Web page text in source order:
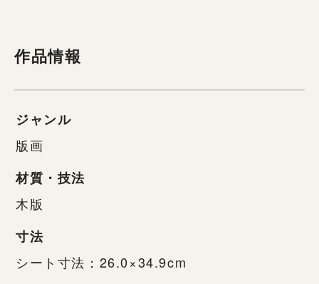
作品情報
ジャンル
版画
材質・技法
木版
寸法
シート寸法：26.0×34.9cm